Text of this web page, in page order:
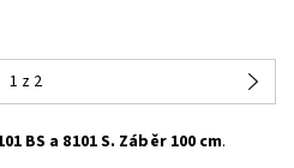
1 z 2
BS a 8101 S. Záběr 100 cm.